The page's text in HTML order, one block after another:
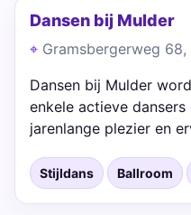
Dansen bij Mulder
Gramsbergerweg
Dansen bij Mulder
enkele actieve
jarenlange plezier en
Stijldans Ballroom